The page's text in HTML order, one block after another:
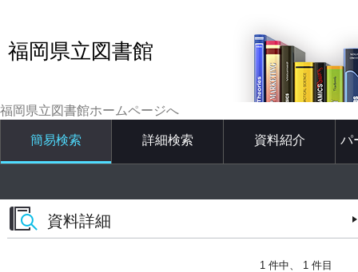
福岡県立図書館
福岡県立図書館ホームページへ
簡易検索 詳細検索 資料紹介 パ
資料詳細
1 件中、 1 件目